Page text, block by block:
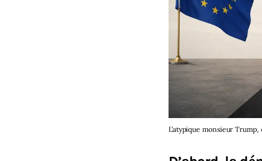
L’atypique monsieur